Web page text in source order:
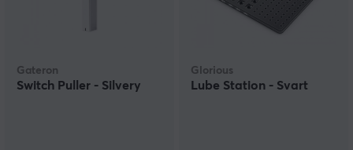
Gateron
Switch Puller - Silvery
Glorious
Lube Station - Svart